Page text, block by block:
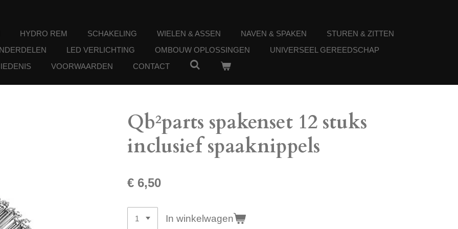
HYDRO REM SCHAKELING WIELEN & ASSEN NAVEN & SPAKEN
STUREN & ZITTEN
LED VERLICHTING OMBOUW OPLOSSINGEN
UNIVERSEEL GEREEDSCHAP
VOORWAARDEN CONTACT
Qb²parts spakenset 12 stuks
inclusief spaaknippels
€ 6,50
In winkelwagen